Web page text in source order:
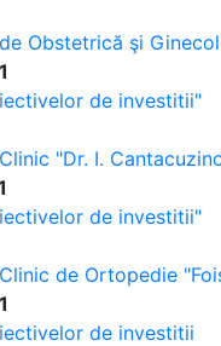
Obstetrică şi
de investitii"
"Dr. I.
de investitii"
de Ortopedie
de investitii